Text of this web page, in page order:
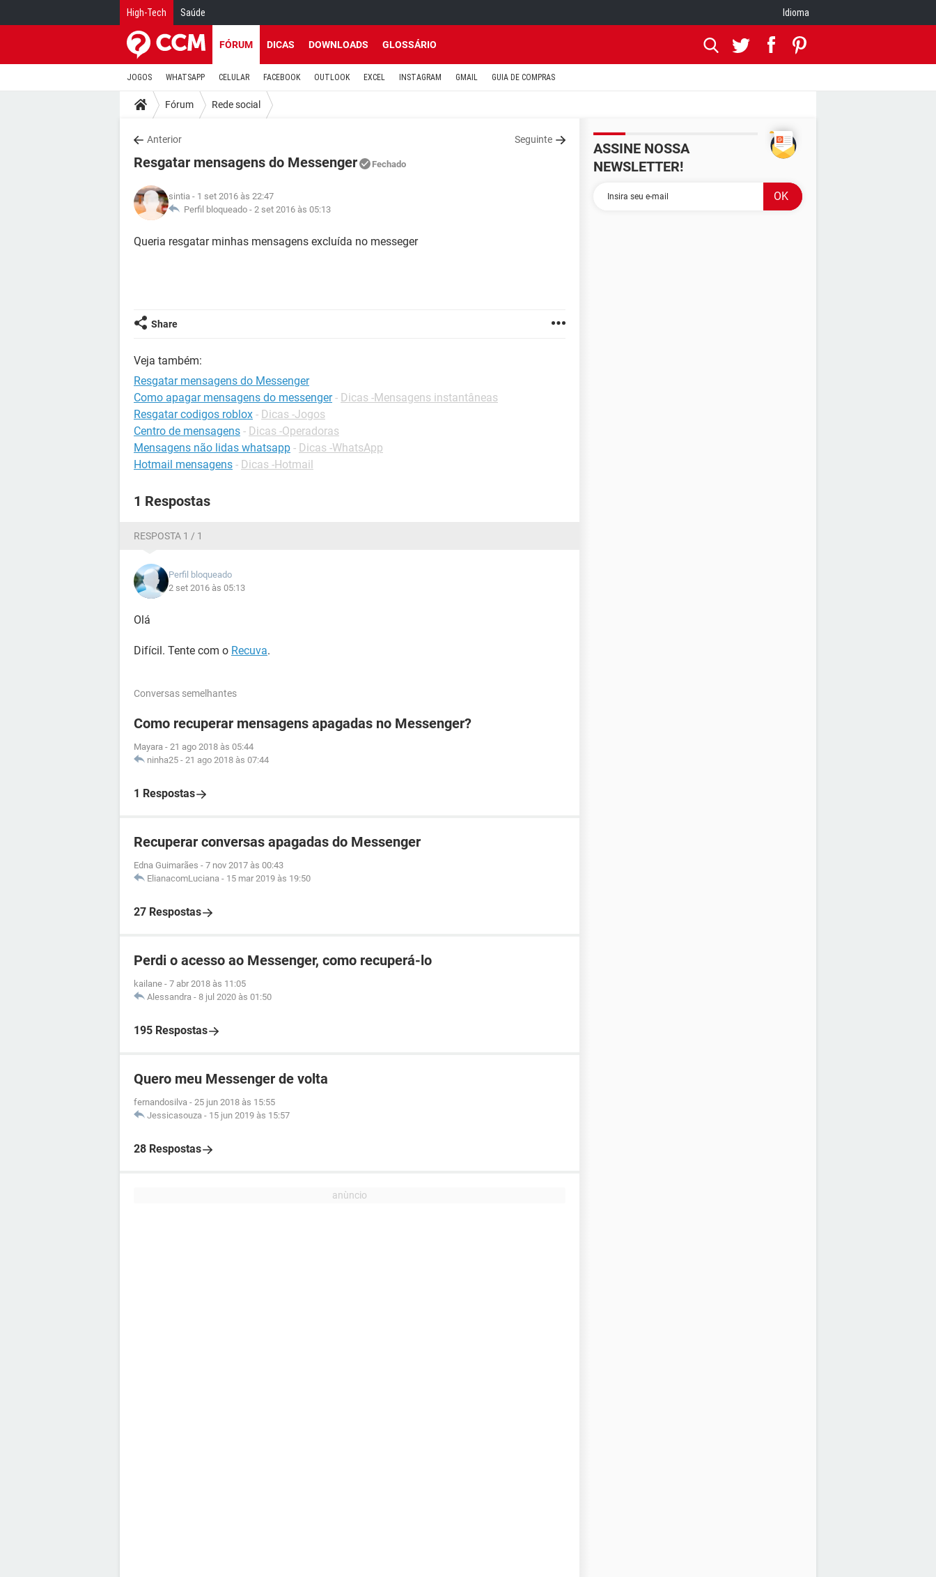
High-Tech Saúde Idioma
FÓRUM DICAS DOWNLOADS GLOSSÁRIO
JOGOS WHATSAPP CELULAR FACEBOOK OUTLOOK EXCEL INSTAGRAM GMAIL GUIA DE COMPRAS
Fórum Rede social
Anterior Seguinte
Resgatar mensagens do Messenger Fechado
sintia - 1 set 2016 às 22:47
Perfil bloqueado - 2 set 2016 às 05:13
Queria resgatar minhas mensagens excluída no messeger
Share
Veja também:
Resgatar mensagens do Messenger
Como apagar mensagens do messenger - Dicas -Mensagens instantâneas
Resgatar codigos roblox - Dicas -Jogos
Centro de mensagens - Dicas -Operadoras
Mensagens não lidas whatsapp - Dicas -WhatsApp
Hotmail mensagens - Dicas -Hotmail
1 Respostas
RESPOSTA 1 / 1
Perfil bloqueado
2 set 2016 às 05:13
Olá
Difícil. Tente com o Recuva.
Conversas semelhantes
Como recuperar mensagens apagadas no Messenger?
Mayara - 21 ago 2018 às 05:44
ninha25 - 21 ago 2018 às 07:44
1 Respostas
Recuperar conversas apagadas do Messenger
Edna Guimarães - 7 nov 2017 às 00:43
ElianacomLuciana - 15 mar 2019 às 19:50
27 Respostas
Perdi o acesso ao Messenger, como recuperá-lo
kailane - 7 abr 2018 às 11:05
Alessandra - 8 jul 2020 às 01:50
195 Respostas
Quero meu Messenger de volta
fernandosilva - 25 jun 2018 às 15:55
Jessicasouza - 15 jun 2019 às 15:57
28 Respostas
ASSINE NOSSA
NEWSLETTER!